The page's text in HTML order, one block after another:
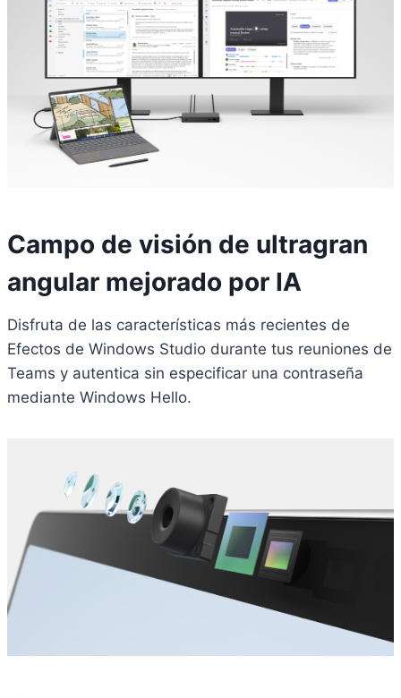
Campo de visión de ultragran
angular mejorado por IA
Disfruta de las características más recientes de
Efectos de Windows Studio durante tus reuniones de
Teams y autentica sin especificar una contraseña
mediante Windows Hello.